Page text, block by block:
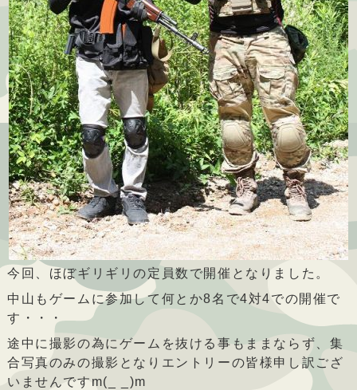
今回、ほぼギリギリの定員数で開催となりました。
中山もゲームに参加して何とか8名で4対4での開催で
す・・・
途中に撮影の為にゲームを抜ける事もままならず、集
合写真のみの撮影となりエントリーの皆様申し訳ござ
いませんですm(_ _)m